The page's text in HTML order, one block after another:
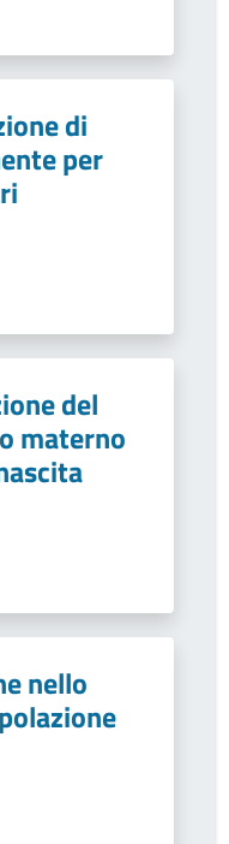
di
per
del
materno
nello